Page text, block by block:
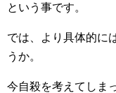
という事です。
では、より具体的に
うか。
今自殺を考えてしま